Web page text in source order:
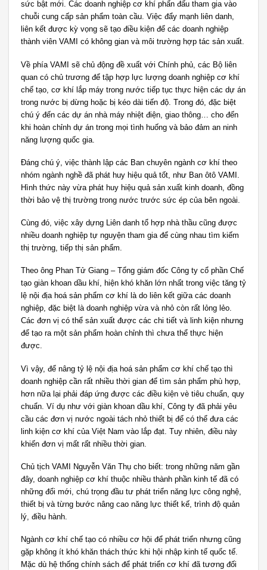
sức bật mới. Các doanh nghiệp cơ khí phấn đấu tham gia vào
chuỗi cung cấp sản phẩm toàn cầu. Việc đẩy mạnh liên danh,
liên kết được kỳ vọng sẽ tạo điều kiện để các doanh nghiệp
thành viên VAMI có không gian và môi trường hợp tác sản xuất.
Về phía VAMI sẽ chủ động đề xuất với Chính phủ, các Bộ liên
quan có chủ trương để tập hợp lực lượng doanh nghiệp cơ khí
chế tạo, cơ khí lắp máy trong nước tiếp tục thực hiện các dự án
trong nước bị dừng hoặc bị kéo dài tiến độ. Trong đó, đặc biệt
chú ý đến các dự án nhà máy nhiệt điện, giao thông… cho đến
khi hoàn chỉnh dự án trong mọi tình huống và bảo đảm an ninh
năng lượng quốc gia.
Đáng chú ý, việc thành lập các Ban chuyên ngành cơ khí theo
nhóm ngành nghề đã phát huy hiệu quả tốt, như Ban ôtô VAMI.
Hình thức này vừa phát huy hiệu quả sản xuất kinh doanh, đồng
thời bảo vệ thị trường trong nước trước sức ép của bên ngoài.
Cùng đó, việc xây dựng Liên danh tổ hợp nhà thầu cũng được
nhiều doanh nghiệp tự nguyện tham gia để cùng nhau tìm kiếm
thị trường, tiếp thị sản phẩm.
Theo ông Phan Tử Giang – Tổng giám đốc Công ty cổ phần Chế
tạo giàn khoan dầu khí, hiện khó khăn lớn nhất trong việc tăng tỷ
lệ nội địa hoá sản phẩm cơ khí là do liên kết giữa các doanh
nghiệp, đặc biệt là doanh nghiệp vừa và nhỏ còn rất lỏng lẻo.
Các đơn vị có thể sản xuất được các chi tiết và linh kiện nhưng
để tạo ra một sản phẩm hoàn chỉnh thì chưa thể thực hiện
được.
Vì vậy, để nâng tỷ lệ nội địa hoá sản phẩm cơ khí chế tạo thì
doanh nghiệp cần rất nhiều thời gian để tìm sản phẩm phù hợp,
hơn nữa lại phải đáp ứng được các điều kiện vè tiêu chuẩn, quy
chuẩn. Ví dụ như với giàn khoan dầu khí, Công ty đã phải yêu
cầu các đơn vị nước ngoài tách nhỏ thiết bị để có thể đưa các
linh kiện cơ khí của Việt Nam vào lắp đạt. Tuy nhiên, điều này
khiến đơn vị mất rất nhiều thời gian.
Chủ tịch VAMI Nguyễn Văn Thụ cho biết: trong những năm gần
đây, doanh nghiệp cơ khí thuộc nhiều thành phần kinh tế đã có
những đổi mới, chú trọng đầu tư phát triển năng lực công nghệ,
thiết bị và từng bước nâng cao năng lực thiết kế, trình độ quản
lý, điều hành.
Ngành cơ khí chế tạo có nhiều cơ hội để phát triển nhưng cũng
gặp không ít khó khăn thách thức khi hội nhập kinh tế quốc tế.
Mặc dù hệ thống chính sách để phát triển cơ khí đã tương đối